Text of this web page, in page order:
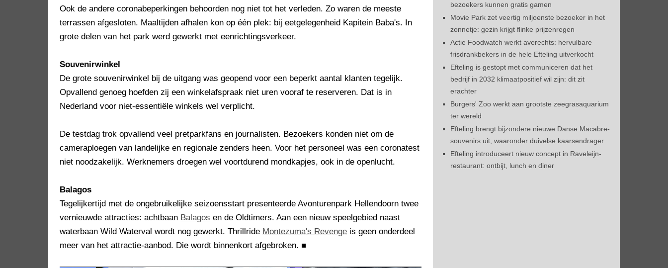
Ook de andere coronabeperkingen behoorden nog niet tot het verleden. Zo waren de meeste
terrassen afgesloten. Maaltijden afhalen kon op één plek: bij eetgelegenheid Kapitein Baba's. In
grote delen van het park werd gewerkt met eenrichtingsverkeer.
Souvenirwinkel
De grote souvenirwinkel bij de uitgang was geopend voor een beperkt aantal klanten tegelijk.
Opvallend genoeg hoefden zij een winkelafspraak niet uren vooraf te reserveren. Dat is in
Nederland voor niet-essentiële winkels wel verplicht.
De testdag trok opvallend veel pretparkfans en journalisten. Bezoekers konden niet om de
cameraploegen van landelijke en regionale zenders heen. Voor het personeel was een coronatest
niet noodzakelijk. Werknemers droegen wel voortdurend mondkapjes, ook in de openlucht.
Balagos
Tegelijkertijd met de ongebruikelijke seizoensstart presenteerde Avonturenpark Hellendoorn twee
vernieuwde attracties: achtbaan Balagos en de Oldtimers. Aan een nieuw speelgebied naast
waterbaan Wild Waterval wordt nog gewerkt. Thrillride Montezuma's Revenge is geen onderdeel
meer van het attractie-aanbod. Die wordt binnenkort afgebroken. ■
bezoekers kunnen gratis gamen
Movie Park zet veertig miljoenste bezoeker in het
zonnetje: gezin krijgt flinke prijzenregen
Actie Foodwatch werkt averechts: hervulbare
frisdrankbekers in de hele Efteling uitverkocht
Efteling is gestopt met communiceren dat het
bedrijf in 2032 klimaatpositief wil zijn: dit zit
erachter
Burgers' Zoo werkt aan grootste zeegrasaquarium
ter wereld
Efteling brengt bijzondere nieuwe Danse Macabre-
souvenirs uit, waaronder duivelse kaarsendrager
Efteling introduceert nieuw concept in Raveleijn-
restaurant: ontbijt, lunch en diner